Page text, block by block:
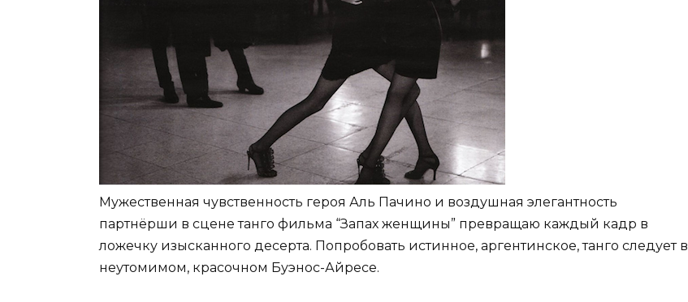
Мужественная чувственность героя Аль Пачино и воздушная элегантность
партнёрши в сцене танго фильма “Запах женщины” превращаю каждый кадр в
ложечку изысканного десерта. Попробовать истинное, аргентинское, танго следует в
неутомимом, красочном Буэнос-Айресе.